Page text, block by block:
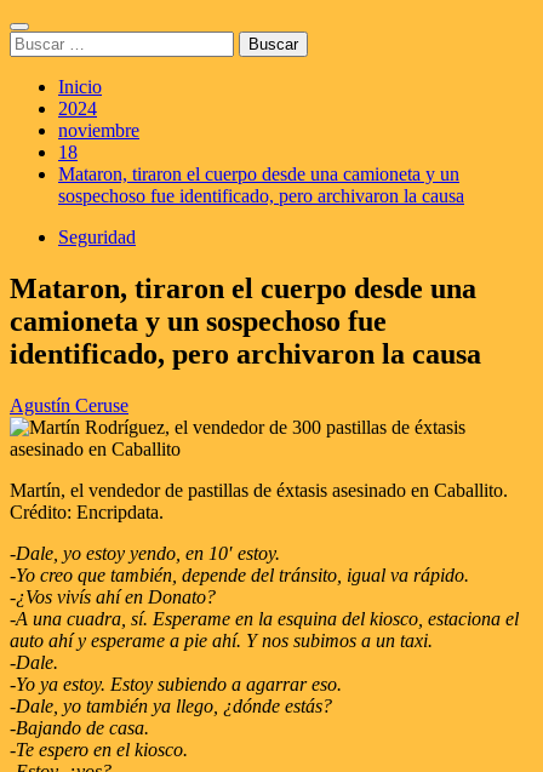
Saltar
al
contenido
Menú
principal
Buscar:
Inicio
2024
noviembre
18
Mataron, tiraron el cuerpo desde una camioneta y un
sospechoso fue identificado, pero archivaron la causa
Seguridad
Mataron, tiraron el cuerpo desde una
camioneta y un sospechoso fue
identificado, pero archivaron la causa
Agustín Ceruse
Martín, el vendedor de pastillas de éxtasis asesinado en Caballito.
Crédito: Encripdata.
-Dale, yo estoy yendo, en 10′ estoy.
-Yo creo que también, depende del tránsito, igual va rápido.
-¿Vos vivís ahí en Donato?
-A una cuadra, sí. Esperame en la esquina del kiosco, estaciona el
auto ahí y esperame a pie ahí. Y nos subimos a un taxi.
-Dale.
-Yo ya estoy. Estoy subiendo a agarrar eso.
-Dale, yo también ya llego, ¿dónde estás?
-Bajando de casa.
-Te espero en el kiosco.